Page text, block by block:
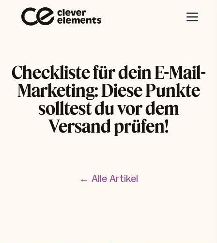
Checkliste für dein E-Mail-
Marketing: Diese Punkte
solltest du vor dem
Versand prüfen!
← Alle Artikel